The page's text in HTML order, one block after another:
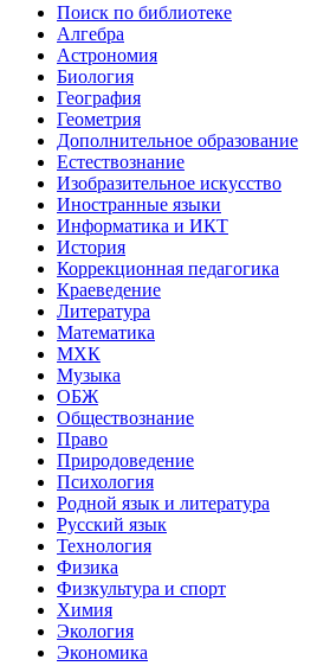
Поиск по библиотеке
Алгебра
Астрономия
Биология
География
Геометрия
Дополнительное образование
Естествознание
Изобразительное искусство
Иностранные языки
Информатика и ИКТ
История
Коррекционная педагогика
Краеведение
Литература
Математика
МХК
Музыка
ОБЖ
Обществознание
Право
Природоведение
Психология
Родной язык и литература
Русский язык
Технология
Физика
Физкультура и спорт
Химия
Экология
Экономика